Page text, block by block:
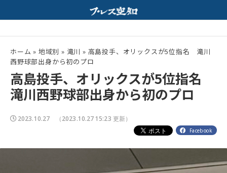
ホーム » 地域別 » 滝川 » 高島投手、オリックスが5位指名 滝川
西野球部出身から初のプロ
高島投手、オリックスが5位指名
滝川西野球部出身から初のプロ
2023.10.27 （2023.10.27 15:23 更新）
Facebook